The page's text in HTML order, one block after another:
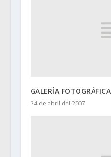
GALERÍA FOTOGRÁFICA
24 de abril del 2007